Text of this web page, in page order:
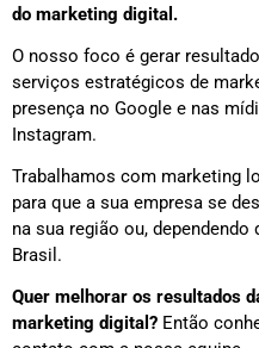
do marketing digital.
O nosso foco é gerar
serviços estratégicos de
presença no Google e nas
Instagram.
Trabalhamos com marketing
para que a sua empresa se
na sua região ou,
Brasil.
Quer melhorar os resultados
marketing digital? Então